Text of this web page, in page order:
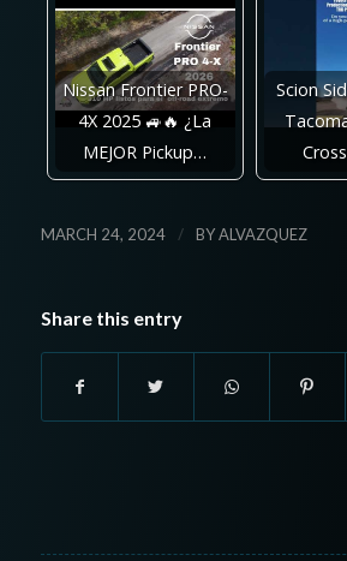
Nissan Frontier PRO-
4X 2025 🚙🔥 ¿La
MEJOR Pickup…
Scion
MARCH 24, 2024 / BYALVAZQUEZ
Share this entry